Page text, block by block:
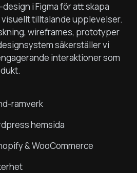
i Figma för att skapa
visuellt tilltalande upplevelser.
wireframes, prototyper
säkerställer vi
interaktioner som
ramverk
hemsida
& WooCommerce